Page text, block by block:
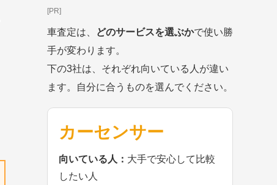
[PR]
車査定は、 どのサービスを選ぶかで使い勝
手が変わります。
下の3社は、それぞれ向いている人が違い
ます。自分に合うものを選んでください。
カーセンサー
向いている人： 大手で安心して比較
したい人